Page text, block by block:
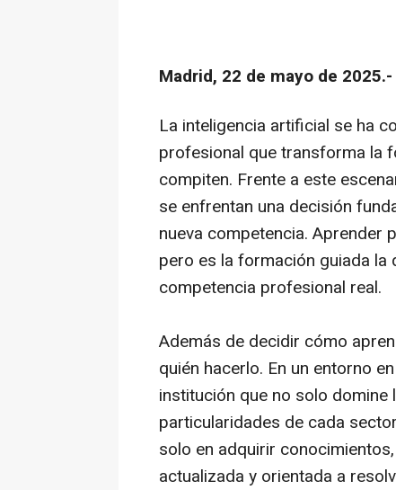
Madrid, 22 de mayo de 2025.-
La inteligencia artificial se ha
profesional que transforma la
compiten. Frente a este
se enfrentan una decisión
nueva competencia. Aprender
pero es la formación guiada
competencia profesional real.
Además de decidir cómo
quién hacerlo. En un entorno
institución que no solo domine
particularidades de cada
solo en adquirir
actualizada y orientada a